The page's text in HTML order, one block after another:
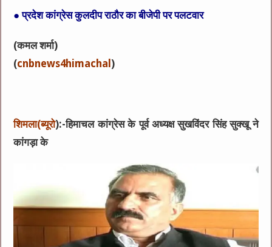
● प्रदेश कांग्रेस कुलदीप राठौर का बीजेपी पर पलटवार
(कमल शर्मा)
(cnbnews4himachal)
शिमला(ब्यूरो):-हिमाचल कांग्रेस के पूर्व अध्यक्ष सुखविंदर सिंह सुक्खू ने
कांगड़ा के